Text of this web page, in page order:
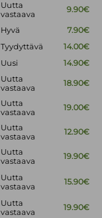
Uutta
vastaava
9.90€
Hyvä
7.90€
Tyydyttävä
14.00€
Uusi 14.90€
Uutta
vastaava
18.90€
Uutta
vastaava
19.00€
Uutta
vastaava
12.90€
Uutta
vastaava
19.90€
Uutta
vastaava
15.90€
Uutta
vastaava
19.90€